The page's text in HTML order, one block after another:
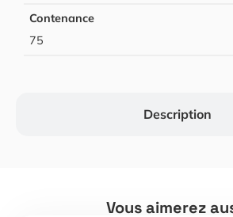
Description
Contenance
75
Vous aimerez